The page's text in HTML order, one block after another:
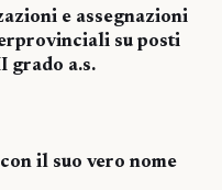
e assegnazioni
su posti
grado a.s.
il suo vero nome